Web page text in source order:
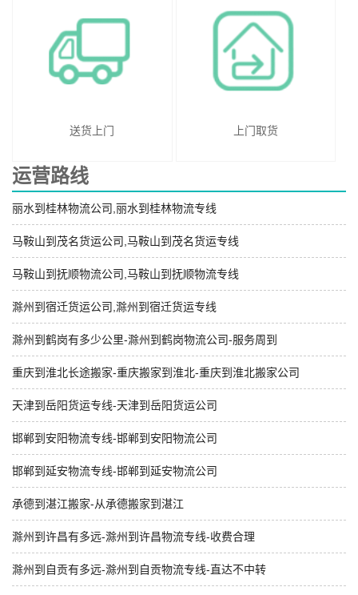
送货上门 上门取货
运营路线
丽水到桂林物流公司,丽水到桂林物流专线
马鞍山到茂名货运公司,马鞍山到茂名货运专线
马鞍山到抚顺物流公司,马鞍山到抚顺物流专线
滁州到宿迁货运公司,滁州到宿迁货运专线
滁州到鹤岗有多少公里-滁州到鹤岗物流公司-服务周到
重庆到淮北长途搬家-重庆搬家到淮北-重庆到淮北搬家公司
天津到岳阳货运专线-天津到岳阳货运公司
邯郸到安阳物流专线-邯郸到安阳物流公司
邯郸到延安物流专线-邯郸到延安物流公司
承德到湛江搬家-从承德搬家到湛江
滁州到许昌有多远-滁州到许昌物流专线-收费合理
滁州到自贡有多远-滁州到自贡物流专线-直达不中转